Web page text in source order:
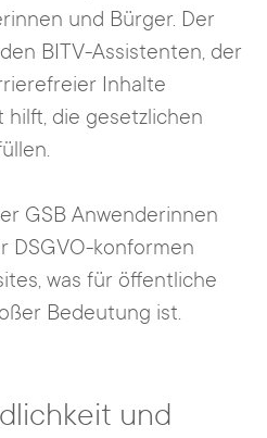
und Bürger. Der
BITV-Assistenten, der
Inhalte
die gesetzlichen
GSB Anwenderinnen
DSGVO-konformen
was für öffentliche
Bedeutung ist.
und